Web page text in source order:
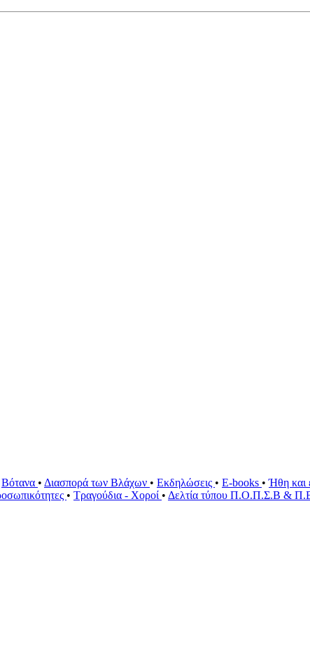
Βότανα • Διασπορά των Βλάχων • Εκδηλώσεις • E-books •Ήθη και
• Τραγούδια - Χοροί • Δελτία τύπου Π.Ο.Π.Σ.Β &